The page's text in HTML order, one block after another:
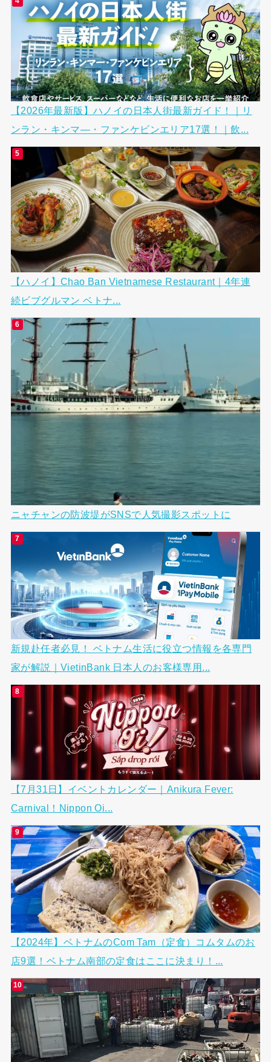
【2026年最新版】ハノイの日本人街最新ガイド！｜リ
ンラン・キンマ―・ファンケビンエリア17選！｜飲...
【ハノイ】Chao Ban Vietnamese Restaurant｜4年連
続ビブグルマン ベトナ...
ニャチャンの防波堤がSNSで人気撮影スポットに
新規赴任者必見！ ベトナム生活に役立つ情報を各専門
家が解説｜VietinBank 日本人のお客様専用...
【7月31日】イベントカレンダー｜Anikura Fever:
Carnival！Nippon Oi...
【2024年】ベトナムのCom Tam（定食）コムタムのお
店9選！ベトナム南部の定食はここに決まり！...